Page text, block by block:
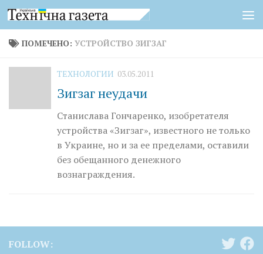
Перейти к содержимому
ПОМЕЧЕНО: УСТРОЙСТВО ЗИГЗАГ
ТЕХНОЛОГИИ 03.05.2011
Зигзаг неудачи
Станислава Гончаренко, изобретателя
устройства «Зигзаг», известного не только
в Украине, но и за ее пределами, оставили
без обещанного денежного
вознаграждения.
FOLLOW: